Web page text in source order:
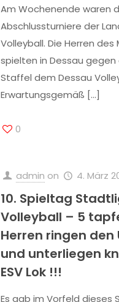
Am Wochenende waren
Abschlussturniere der
Volleyball. Die Herren des
spielten in Dessau
Staffel dem Dessau
Erwartungsgemäß […]
0
admin on 4. März
10. Spieltag
Volleyball – 5
Herren ringen den
und unterliegen
ESV Lok !!!
Es gab im Vorfeld dieses